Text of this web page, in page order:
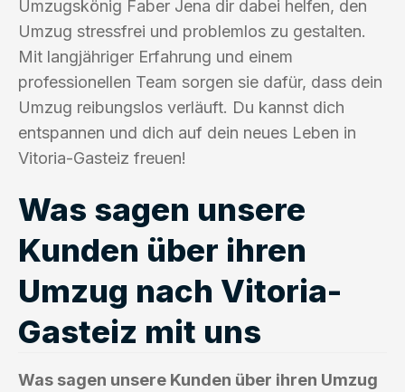
Umzugskönig Faber Jena dir dabei helfen, den
Umzug stressfrei und problemlos zu gestalten.
Mit langjähriger Erfahrung und einem
professionellen Team sorgen sie dafür, dass dein
Umzug reibungslos verläuft. Du kannst dich
entspannen und dich auf dein neues Leben in
Vitoria-Gasteiz freuen!
Was sagen unsere
Kunden über ihren
Umzug nach Vitoria-
Gasteiz mit uns
Was sagen unsere Kunden über ihren Umzug